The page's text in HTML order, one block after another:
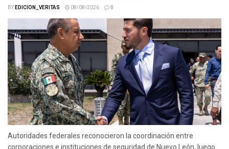
BYEDICION_VERITAS 08/08/2026 0
Autoridades federales reconocieron la coordinación entre
corporaciones e instituciones de seguridad de Nuevo León, luego